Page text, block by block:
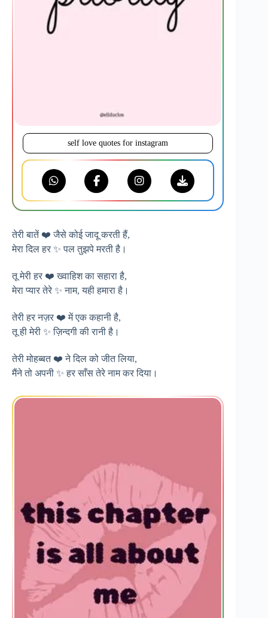
self love quotes for instagram
तेरी बातें ❤️ जैसे कोई जादू करती हैं,
मेरा दिल हर ✨ पल तुझपे मरती है।
तू मेरी हर ❤️ ख्वाहिश का सहारा है,
मेरा प्यार तेरे ✨ नाम, यही हमारा है।
तेरी हर नज़र ❤️ में एक कहानी है,
तू ही मेरी ✨ ज़िन्दगी की रानी है।
तेरी मोहब्बत ❤️ ने दिल को जीत लिया,
मैंने तो अपनी ✨ हर साँस तेरे नाम कर दिया।